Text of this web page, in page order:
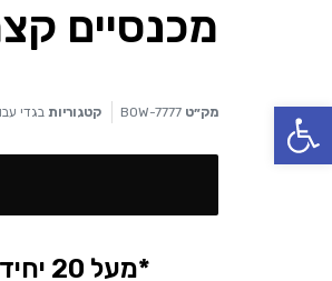
פתח סרגל נגישות
מכנסיים
מק״ט BOW-7777 קטגוריות בגדי
*מעל 20 יחידות – קבלו מחיר אטרקטיבי